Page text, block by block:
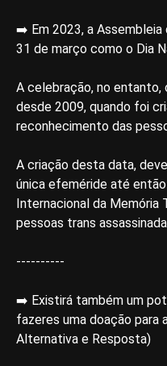
➡️ Em 2023, a Assembleia
31 de março como o Dia
A celebração, no
desde 2009, quando foi
reconhecimento das
A criação desta data,
única efeméride até
Internacional da Memória
pessoas trans
----------
➡️ Existirá também um
fazeres uma doação para
Alternativa e Resposta)